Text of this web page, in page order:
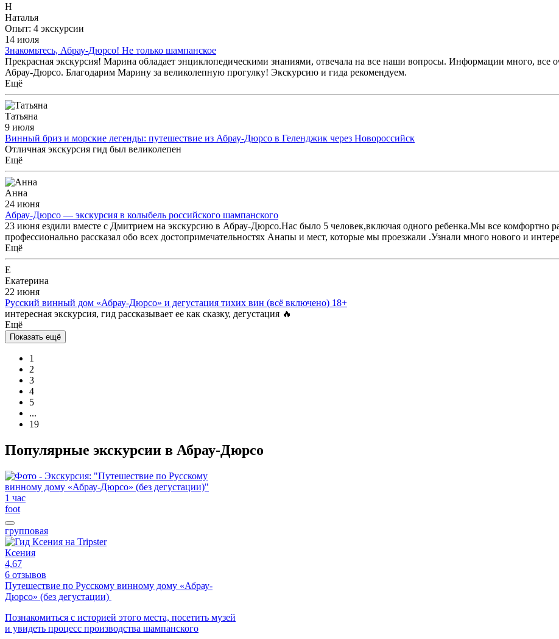
Н
Наталья
Опыт: 4 экскурсии
14 июля
Знакомьтесь, Абрау-Дюрсо! Не только шампанское
Прекрасная экскурсия! Марина обладает энциклопедическими знаниями, отвечала на все наши вопросы. Информации много, все
Абрау-Дюрсо. Благодарим Марину за великолепную прогулку! Экскурсию и гида рекомендуем.
Ещё
Татьяна
9 июля
Винный бриз и морские легенды: путешествие из Абрау-Дюрсо в Геленджик через Новороссийск
Отличная экскурсия гид был великолепен
Ещё
Анна
24 июня
Абрау-Дюрсо — экскурсия в колыбель российского шампанского
23 июня ездили вместе с Дмитрием на экскурсию в Абрау-Дюрсо.Нас было 5 человек,включая одного ребенка.Мы все
профессионально рассказал обо всех достопримечательностях Анапы и мест, которые мы проезжали .Узнали много нового и
Ещё
Е
Екатерина
22 июня
Русский винный дом «Абрау-Дюрсо» и дегустация тихих вин (всё включено) 18+
интересная экскурсия, гид рассказывает ее как сказку, дегустация 🔥
Ещё
Показать ещё
1
2
3
4
5
...
19
Популярные экскурсии в Абрау-Дюрсо
1 час
foot
групповая
Ксения
4,67
6 отзывов
Путешествие по Русскому винному дому «Абрау-
Дюрсо» (без дегустации)
Познакомиться с историей этого места, посетить музей
и увидеть процесс производства шампанского